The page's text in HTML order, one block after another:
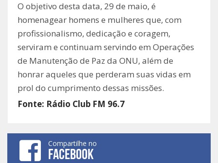
O objetivo desta data, 29 de maio, é
homenagear homens e mulheres que, com
profissionalismo, dedicação e coragem,
serviram e continuam servindo em Operações
de Manutenção de Paz da ONU, além de
honrar aqueles que perderam suas vidas em
prol do cumprimento dessas missões.
Fonte: Rádio Club FM 96.7
Compartilhe no
FACEBOOK